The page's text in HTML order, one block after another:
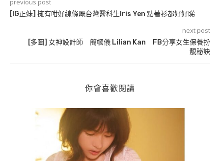
previous post
[IG正妹] 擁有咁好線條嘅台灣醫科生Iris Yen 點著衫都好好睇
next post
[多圖] 女神設計師 簡幗儀 Lilian Kan FB分享女生保養扮
靚秘訣
你會喜歡閱讀